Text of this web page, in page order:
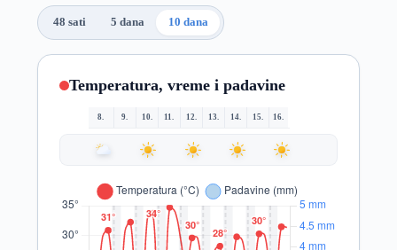
48 sati 5 dana 10 dana
Temperatura, vreme i padavine
8. 9. 10. 11. 12. 13. 14. 15. 16.